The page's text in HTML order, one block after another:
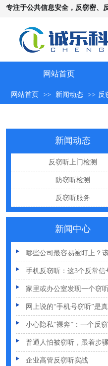
专注于公共信息安全，反窃密、
网站首页
网站首页 >> 新闻动态 >> 反
新闻动态
反窃听上门检测
防窃听检测
反窃听服务
新闻中心
怀疑自己被窃听该怎么办？
反窃听中有哪些常见的误区
网购“反窃听神器”为何总
办公室哪些东西暗藏窃密风